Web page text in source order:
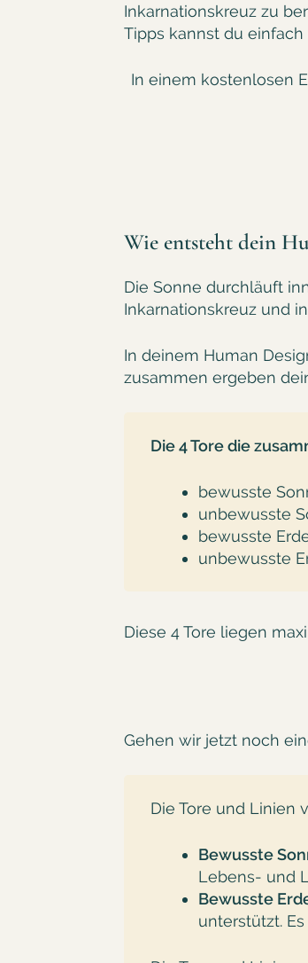
Inkarnationskreuz zu
Tipps kannst du
In einem kostenlosen
Wie entsteht dein
Die Sonne durchläuft
Inkarnationskreuz und
In deinem Human
zusammen ergeben
Die 4 Tore die
bewusste
unbewusste
bewusste
unbewusste
Diese 4 Tore liegen
Gehen wir jetzt noch
Die Tore und Linien
Bewusste
Lebens- und
Bewusste
unterstützt.